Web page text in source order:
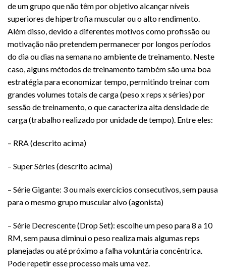
de um grupo que não têm por objetivo alcançar níveis
superiores de hipertrofia muscular ou o alto rendimento.
Além disso, devido a diferentes motivos como profissão ou
motivação não pretendem permanecer por longos períodos
do dia ou dias na semana no ambiente de treinamento. Neste
caso, alguns métodos de treinamento também são uma boa
estratégia para economizar tempo, permitindo treinar com
grandes volumes totais de carga (peso x reps x séries) por
sessão de treinamento, o que caracteriza alta densidade de
carga (trabalho realizado por unidade de tempo). Entre eles:
– RRA (descrito acima)
– Super Séries (descrito acima)
– Série Gigante: 3 ou mais exercícios consecutivos, sem pausa
para o mesmo grupo muscular alvo (agonista)
– Série Decrescente (Drop Set): escolhe um peso para 8 a 10
RM, sem pausa diminui o peso realiza mais algumas reps
planejadas ou até próximo a falha voluntária concêntrica.
Pode repetir esse processo mais uma vez.